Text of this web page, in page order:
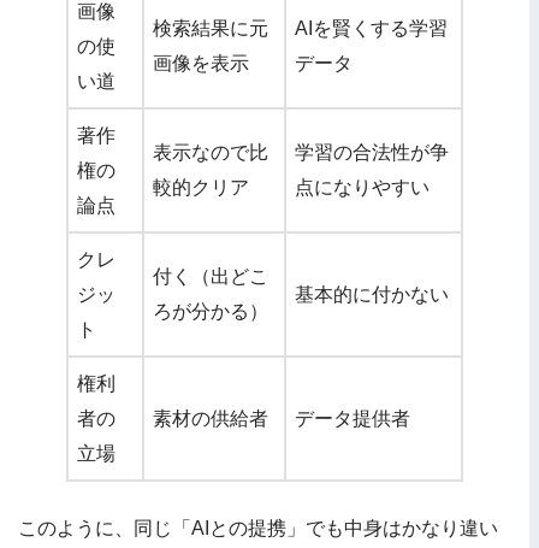
画像
の使
い道
検索結果に元
画像を表示
AIを賢くする学習
データ
著作
権の
論点
表示なので比
較的クリア
学習の合法性が争
点になりやすい
クレ
ジッ
ト
付く（出どこ
ろが分かる）
基本的に付かない
権利
者の
立場
素材の供給者 データ提供者
このように、同じ「AIとの提携」でも中身はかなり違い